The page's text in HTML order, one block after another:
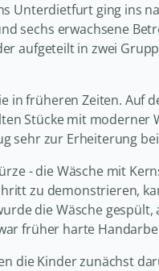
Unterdietfurt ging ins
sechs erwachsene
aufgeteilt in zwei
in früheren Zeiten. Auf
Stücke mit moderner
sehr zur Erheiterung
- die Wäsche mit
zu demonstrieren,
die Wäsche
früher harte
die Kinder zunächst